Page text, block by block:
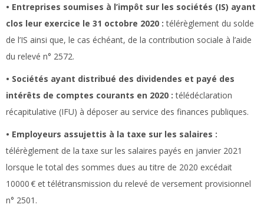
• Entreprises soumises à l’impôt sur les sociétés (IS) ayant
clos leur exercice le 31 octobre 2020 :télérèglement du solde
de l’IS ainsi que, le cas échéant, de la contribution sociale à l’aide
du relevé n° 2572.
• Sociétés ayant distribué des dividendes et payé des
intérêts de comptes courants en 2020 :télédéclaration
récapitulative (IFU) à déposer au service des finances publiques.
• Employeurs assujettis à la taxe sur les salaires :
télérèglement de la taxe sur les salaires payés en janvier 2021
lorsque le total des sommes dues au titre de 2020 excédait
10000 € et télétransmission du relevé de versement provisionnel
n° 2501.